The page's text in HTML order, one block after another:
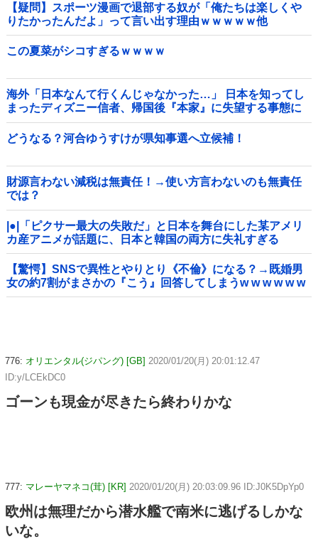
【疑問】スポーツ漫画で退部する奴が「俺たちは楽しくや
りたかったんだよ」って言い出す理由ｗｗｗｗｗ他
この夏菜がシコすぎるｗｗｗｗ
海外「日本なんて行くんじゃなかった…」 日本を知ってし
まったディズニー信者、帰国後『本家』に失望する事態に
どうなる？河合ゆうすけが県知事選へ立候補！
財源言わない減税は無責任！→使い方言わないのも無責任
では？
|●|「ピクサー最大の失敗だ」と日本を舞台にした某アメリ
カ産アニメが話題に、日本と韓国の両方に失礼すぎる
わ……
【驚愕】SNSで異性とやりとり《不倫》になる？→既婚男
女の約7割がまさかの『こう』回答してしまうw w w w w w
w w
776: オリエンタル(ジパング) [GB] 2020/01/20(月) 20:01:12.47
ID:y/LCEkDC0
ゴーンも現金が尽きたら終わりかな
777: マレーヤマネコ(茸) [KR] 2020/01/20(月) 20:03:09.96 ID:J0K5DpYp0
欧州は無理だから潜水艦で南米に逃げるしかな
いな。